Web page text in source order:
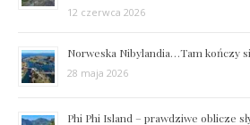
12 czerwca 2026
Norweska Nibylandia…Tam kończy
28 maja 2026
Phi Phi Island – prawdziwe oblicze